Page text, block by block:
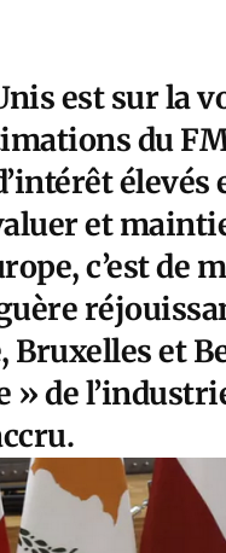
est sur la
du
et
c’est de
et
de